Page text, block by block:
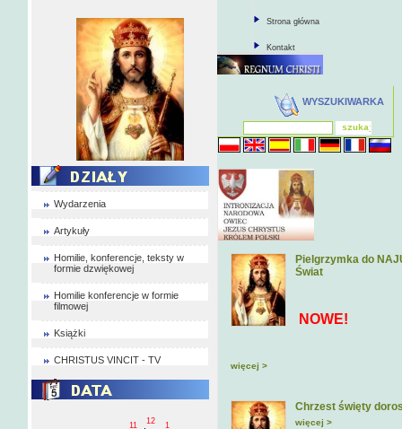
Wydarzenia
Artykuły
Homilie, konferencje, teksty w
formie dzwiękowej
Homilie konferencje w formie
filmowej
Książki
CHRISTUS VINCIT - TV
1
11
12
Strona główna
Kontakt
WYSZUKIWARKA
Pielgrzymka do
Świat
NOWE!
więcej >
Chrzest święty
więcej >